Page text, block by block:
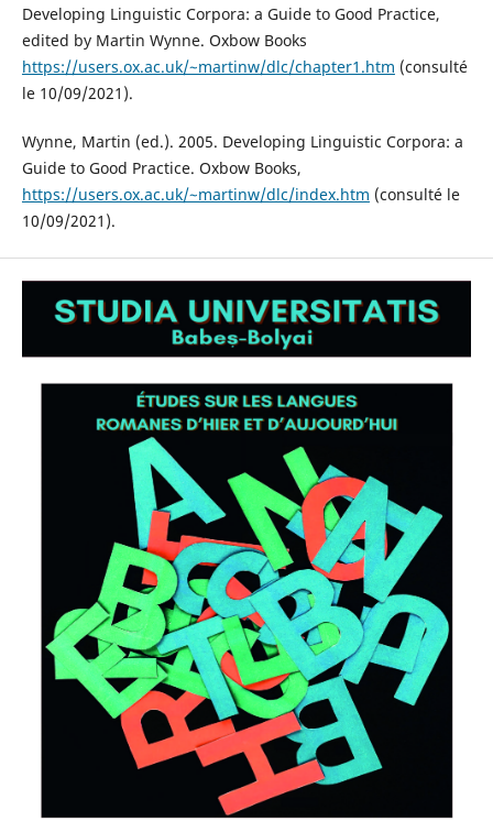
Developing Linguistic Corpora: a Guide to Good Practice,
edited by Martin Wynne. Oxbow Books
https://users.ox.ac.uk/~martinw/dlc/chapter1.htm (consulté
le 10/09/2021).
Wynne, Martin (ed.). 2005. Developing Linguistic Corpora: a
Guide to Good Practice. Oxbow Books,
https://users.ox.ac.uk/~martinw/dlc/index.htm (consulté le
10/09/2021).